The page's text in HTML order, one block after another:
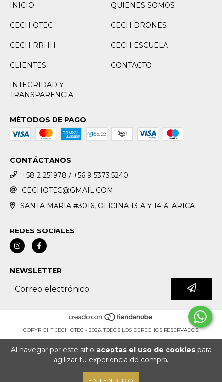
Al navegar por este sitio aceptas el uso de cookiespara
agilizar tu experiencia de compra.
ENTENDIDO
INICIO
QUIENES SOMOS
CECH OTEC CECH DRONES
CECH RRHH CECH ESCUELA
CLIENTES CONTACTO
INTEGRIDAD Y
TRANSPARENCIA
MÉTODOS DE PAGO
CONTÁCTANOS
+58 2 251978 / +56 9 5373 5240
CECHOTEC@GMAIL.COM
SANTA MARIA #3016, OFICINA 13-A Y 14-A. ARICA
REDES SOCIALES
NEWSLETTER
COPYRIGHT CECH OTEC - 2026. TODOS LOS DERECHOS RESERVADOS.